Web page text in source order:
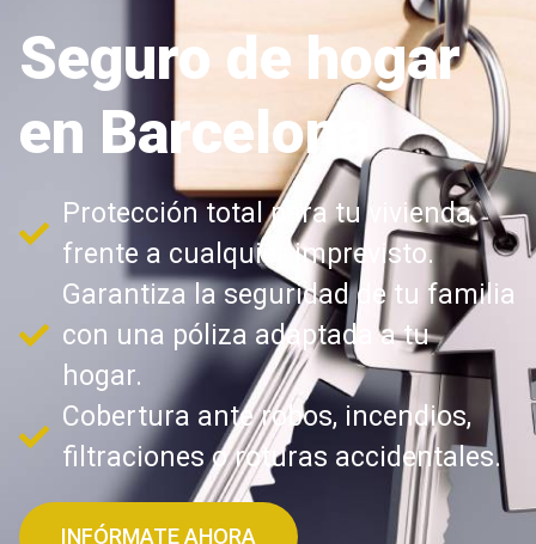
Seguro de hogar
en Barcelona
Protección total para tu vivienda
frente a cualquier imprevisto.
Garantiza la seguridad de tu familia
con una póliza adaptada a tu
hogar.
Cobertura ante robos, incendios,
filtraciones o roturas accidentales.
INFÓRMATE AHORA